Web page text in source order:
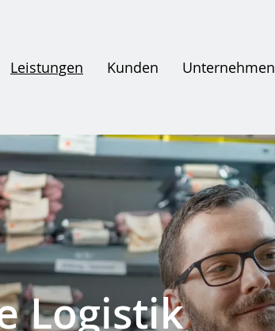
Leistungen Kunden Unternehmen
Logistik